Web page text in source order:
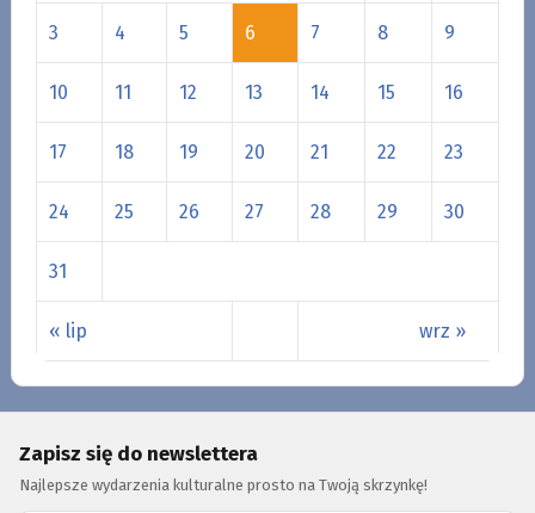
« lip wrz »
3 4 5 6 7 8 9
10 11 12 13 14 15 16
17 18 19 20 21 22 23
24 25 26 27 28 29 30
31
Zapisz się do newslettera
Najlepsze wydarzenia kulturalne prosto na Twoją skrzynkę!